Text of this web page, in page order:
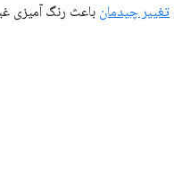
تغییر چیدمان باعث رنگ آمیزی